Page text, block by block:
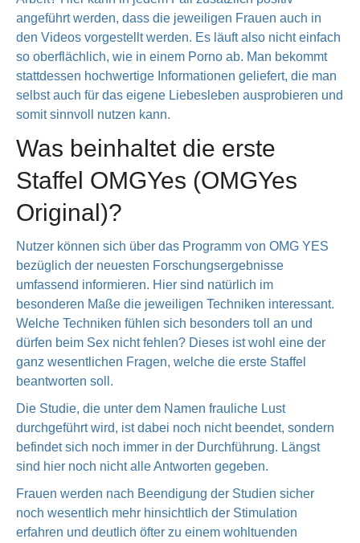
angeführt werden, dass die jeweiligen Frauen auch in
den Videos vorgestellt werden. Es läuft also nicht einfach
so oberflächlich, wie in einem Porno ab. Man bekommt
stattdessen hochwertige Informationen geliefert, die man
selbst auch für das eigene Liebesleben ausprobieren und
somit sinnvoll nutzen kann.
Was beinhaltet die erste
Staffel OMGYes (OMGYes
Original)?
Nutzer können sich über das Programm von OMG YES
bezüglich der neuesten Forschungsergebnisse
umfassend informieren. Hier sind natürlich im
besonderen Maße die jeweiligen Techniken interessant.
Welche Techniken fühlen sich besonders toll an und
dürfen beim Sex nicht fehlen? Dieses ist wohl eine der
ganz wesentlichen Fragen, welche die erste Staffel
beantworten soll.
Die Studie, die unter dem Namen frauliche Lust
durchgeführt wird, ist dabei noch nicht beendet, sondern
befindet sich noch immer in der Durchführung. Längst
sind hier noch nicht alle Antworten gegeben.
Frauen werden nach Beendigung der Studien sicher
noch wesentlich mehr hinsichtlich der Stimulation
erfahren und deutlich öfter zu einem wohltuenden